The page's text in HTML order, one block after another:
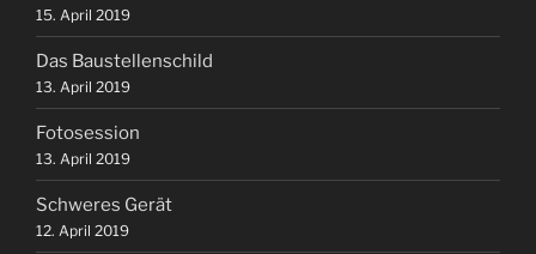
15. April 2019
Das Baustellenschild
13. April 2019
Fotosession
13. April 2019
Schweres Gerät
12. April 2019